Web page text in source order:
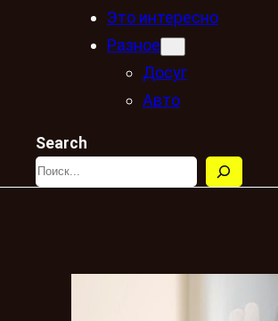
Это интересно
Разное
Досуг
Авто
Search